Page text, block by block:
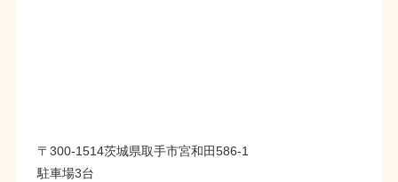
〒300-1514茨城県取手市宮和田586-1
駐車場3台